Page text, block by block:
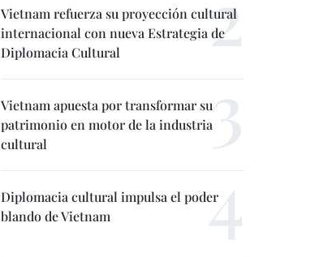
Vietnam refuerza su proyección cultural
internacional con nueva Estrategia de
Diplomacia Cultural
Vietnam apuesta por transformar su
patrimonio en motor de la industria
cultural
Diplomacia cultural impulsa el poder
blando de Vietnam